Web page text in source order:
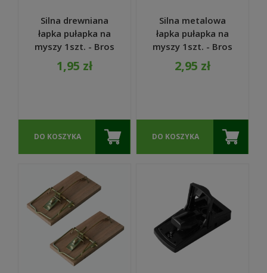
Silna drewniana
łapka pułapka na
myszy 1szt. - Bros
1,95 zł
DO KOSZYKA
Silna metalowa
łapka pułapka na
myszy 1szt. - Bros
2,95 zł
DO KOSZYKA